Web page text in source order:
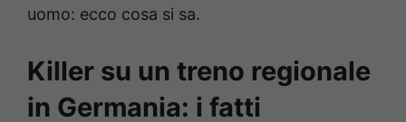
uomo: ecco cosa si sa.
Killer su un treno regionale
in Germania: i fatti